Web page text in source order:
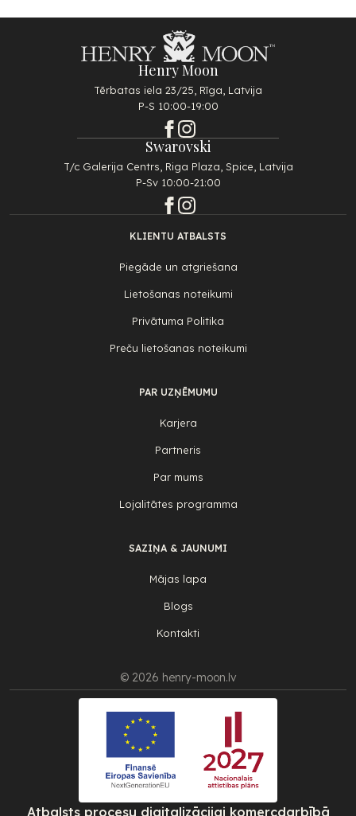
Henry Moon
Tērbatas iela 23/25, Rīga, Latvija
P-S 10:00-19:00
Swarovski
T/c Galerija Centrs, Riga Plaza, Spice, Latvija
P-Sv 10:00-21:00
KLIENTU ATBALSTS
Piegāde un atgriešana
Lietošanas noteikumi
Privātuma Politika
Preču lietošanas noteikumi
PAR UZŅĒMUMU
Karjera
Partneris
Par mums
Lojalitātes programma
SAZIŅA & JAUNUMI
Mājas lapa
Blogs
Kontakti
© 2026 henry-moon.lv
Atbalsts procesu digitalizācijai komercdarbībā